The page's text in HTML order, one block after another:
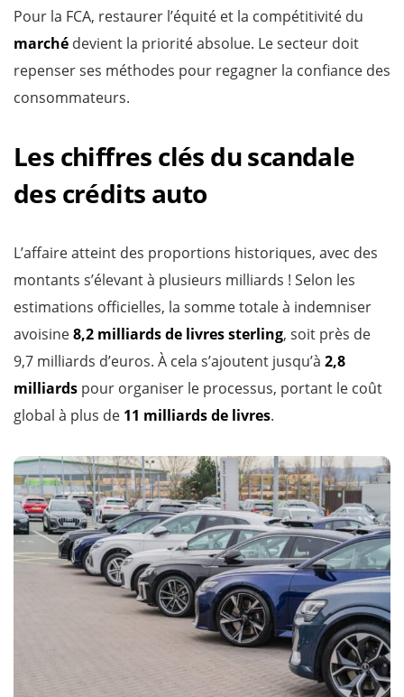
Pour la FCA, restaurer l’équité et la compétitivité du
marché devient la priorité absolue. Le secteur doit
repenser ses méthodes pour regagner la confiance des
consommateurs.
Les chiffres clés du scandale
des crédits auto
L’affaire atteint des proportions historiques, avec des
montants s’élevant à plusieurs milliards ! Selon les
estimations officielles, la somme totale à indemniser
avoisine8,2 milliards de livres sterling, soit près de
9,7 milliards d’euros. À cela s’ajoutent jusqu’à 2,8
milliards pour organiser le processus, portant le coût
global à plus de 11 milliards de livres.